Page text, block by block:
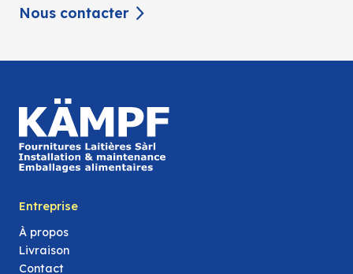
Nous contacter
Entreprise
À propos
Livraison
Contact